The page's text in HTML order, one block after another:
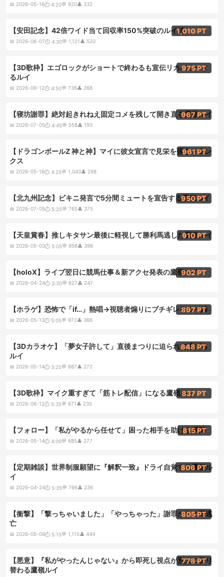
📅 2026-05-16⏱ 4:20💬 920👤 332
4:30
【安田記念】42倍ワイド当て回収率150%突破のルイ姉
📅 2026-06-07⏱ 4:30💬 1,121👤 520
1,010 PT
4:50
【3D歌枠】エゴロックがショートで終わるも宣伝リカバリーす
るルイ
📅 2026-06-12⏱ 4:50💬 736👤 268
975 PT
4:45
【寝坊謝罪】絶対起きれねえ固定コメを残して開き直る鷹嶺ルイ
📅 2026-07-05⏱ 4:45💬 558👤 193
967 PT
4:25
【ドラゴンボールZ 神と神】マイに彼女宣言で見栄を張るトラン
クス
📅 2026-05-16⏱ 4:25💬 1,043👤 298
961 PT
5:25
【北九州記念】ビキニ発言で5分間ミュートを宣告する鷹嶺ルイ
📅 2026-07-05⏱ 5:25💬 765👤 375
950 PT
5:05
【天皇賞春】推しキタサン最後に軽視して勝利馬逃した鷹嶺ルイ
📅 2026-05-03⏱ 5:05💬 958👤 398
910 PT
3:30
【holoX】ライブ翌日に競馬仕事＆新アクセ発表の鷹嶺ルイ
📅 2026-04-24⏱ 3:30💬 627👤 247
902 PT
5:05
【ホラゲ】恐怖で「if…」熱唱→視聴者煽りにブチギレるルイ姉
📅 2026-05-13⏱ 5:05💬 972👤 366
897 PT
3:25
【3Dカラオケ】「夢女子許して」直後まつりに迫られて逃げる
ルイ
📅 2026-05-14⏱ 3:25💬 687👤 272
848 PT
5:35
【3D歌枠】マイク重すぎて「筋トレ配信」になる鷹嶺ルイ
📅 2026-06-12⏱ 5:35💬 671👤 235
837 PT
4:00
【フォロー】「私がやるから任せて」困った相手を助ける瞬間
📅 2026-05-14⏱ 4:00💬 685👤 277
815 PT
5:35
【定期雑談】世界制服願望に『解釈一致』ドライ自覚する鷹嶺ル
イ
📅 2026-04-24⏱ 5:35💬 766👤 236
806 PT
5:15
【衝撃】「撃っちゃいました」「やっちゃった」謝罪からの即逃
亡
📅 2026-05-09⏱ 5:15💬 1,115👤 444
805 PT
3:45
【悪意】『私がやったんじゃない』から即死し視点が別人に切り
替わる鷹嶺ルイ
778 PT